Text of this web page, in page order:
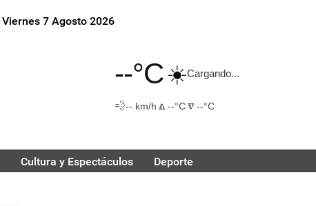
Viernes 7 Agosto 2026
--°C☀️Cargando...
💨-- km/h 🔼 --°C🔽 --°C
Cultura y Espectáculos Deporte